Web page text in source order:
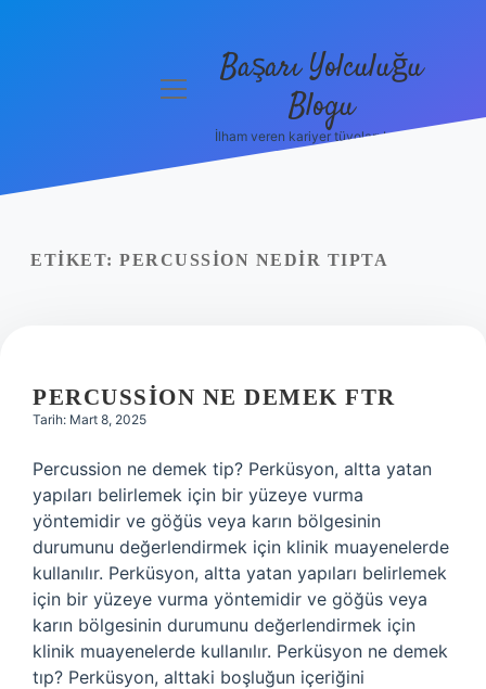
menüyüBaşarı Yolculuğu
Blogu
İlham veren kariyer tüyoları burada!
ETIKET: PERCUSSION NEDIR TIPTA
PERCUSSION NE DEMEK FTR
Tarih: Mart 8, 2025
Percussion ne demek tip? Perküsyon, altta yatan
yapıları belirlemek için bir yüzeye vurma
yöntemidir ve göğüs veya karın bölgesinin
durumunu değerlendirmek için klinik muayenelerde
kullanılır. Perküsyon, altta yatan yapıları belirlemek
için bir yüzeye vurma yöntemidir ve göğüs veya
karın bölgesinin durumunu değerlendirmek için
klinik muayenelerde kullanılır. Perküsyon ne demek
tıp? Perküsyon, alttaki boşluğun içeriğini